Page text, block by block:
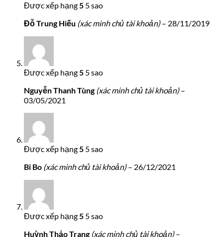
Được xếp hạng5 5 sao
Đỗ Trung Hiếu (xác minh chủ tài khoản) – 28/11/2019
Được xếp hạng5 5 sao
Nguyễn Thanh Tùng(xác minh chủ tài khoản) –
03/05/2021
Được xếp hạng5 5 sao
Bi Bo (xác minh chủ tài khoản) – 26/12/2021
Được xếp hạng5 5 sao
Huỳnh Thảo Trang(xác minh chủ tài khoản) –